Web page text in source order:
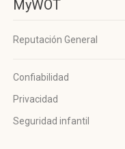
MyWOT
Reputación General
Confiabilidad
Privacidad
Seguridad infantil